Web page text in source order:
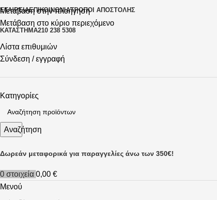
Μετάβαση στην πλοήγηση
Μετάβαση στο κύριο περιεχόμενο
ΕΤΑΙΡΕΊΑΕΠΙΚΟΙΝΩΝΊΑΤΡΌΠΟΙ ΑΠΟΣΤΟΛΉΣ
ΚΑΤΆΣΤΗΜΑ210 238 5308
Λίστα επιθυμιών
Σύνδεση / εγγραφή
Κατηγορίες
Αναζήτηση
Δωρεάν μεταφορικά για παραγγελίες άνω των 350€!
0 στοιχεία 0,00 €
Μενού